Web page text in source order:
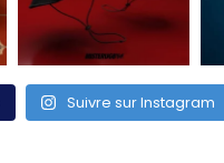
Suivre sur Instagram